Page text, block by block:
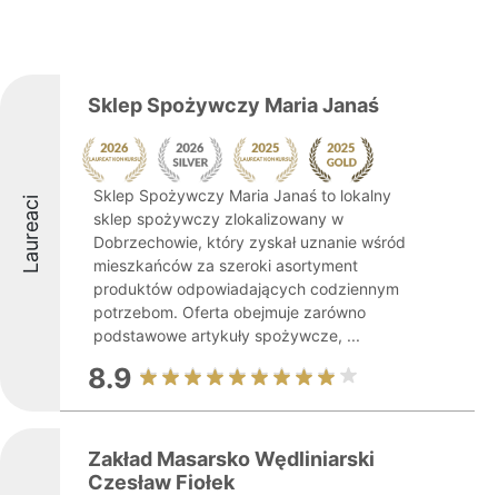
Laureaci
Sklep Spożywczy Maria Janaś
Sklep Spożywczy Maria Janaś to lokalny
sklep spożywczy zlokalizowany w
Dobrzechowie, który zyskał uznanie wśród
mieszkańców za szeroki asortyment
produktów odpowiadających codziennym
potrzebom. Oferta obejmuje zarówno
podstawowe artykuły spożywcze, ...
8.9
Zakład Masarsko Wędliniarski
Czesław Fiołek